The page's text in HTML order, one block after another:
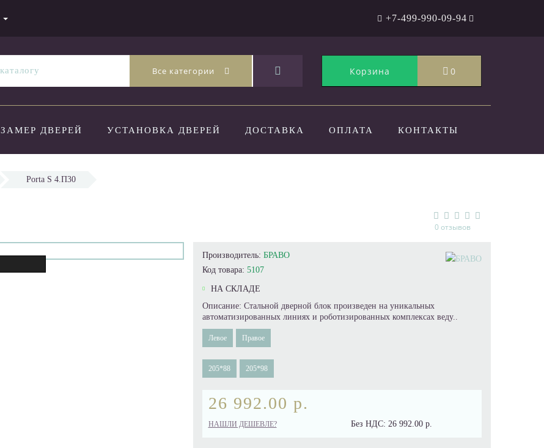
+7-499-990-09-94
Все категории Корзина 0
ЗАМЕР ДВЕРЕЙ УСТАНОВКА ДВЕРЕЙ ДОСТАВКА ОПЛАТА КОНТАКТЫ
Porta S 4.П30
0 отзывов
Производитель: БРАВО
Код товара: 5107
НА СКЛАДЕ
Описание: Стальной дверной блок произведен на уникальных
автоматизированных линиях и роботизированных комплексах веду..
Левое Правое
205*88 205*98
26 992.00 р.
НАШЛИ ДЕШЕВЛЕ? Без НДС:26 992.00 р.